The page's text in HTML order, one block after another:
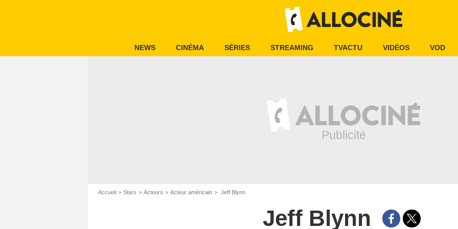
NEWS CINÉMA SÉRIES STREAMING TVACTU VIDÉOS VOD
Accueil Stars Acteurs Acteur américain Jeff Blynn
Jeff Blynn